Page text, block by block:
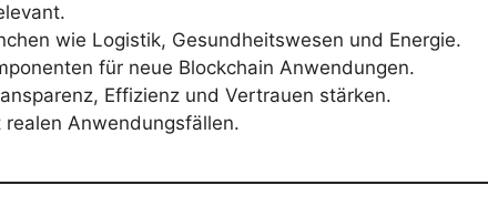
wie Logistik, Gesundheitswesen und Energie.
für neue Blockchain Anwendungen.
Effizienz und Vertrauen stärken.
Anwendungsfällen.